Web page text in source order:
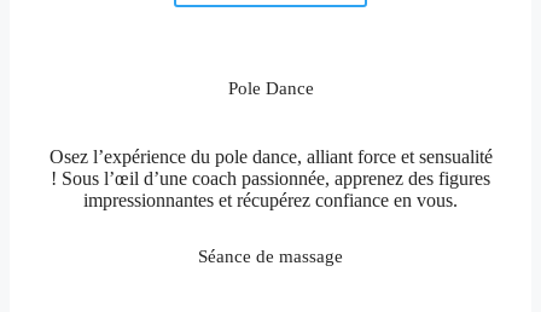
Pole Dance
Osez l’expérience du pole dance, alliant force et sensualité
! Sous l’œil d’une coach passionnée, apprenez des figures
impressionnantes et récupérez confiance en vous.
Séance de massage